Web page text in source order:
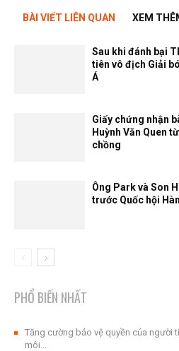
BÀI VIẾT LIÊN QUAN XEM
Sau khi đánh bại
tiên vô địch Giải
Á
Giấy chứng nhận
Huỳnh Văn Quen
chồng
Ông Park và Son
trước Quốc hội
PHỔ BIẾN NHẤT
Tăng cường bảo vệ quyền của người
môi...